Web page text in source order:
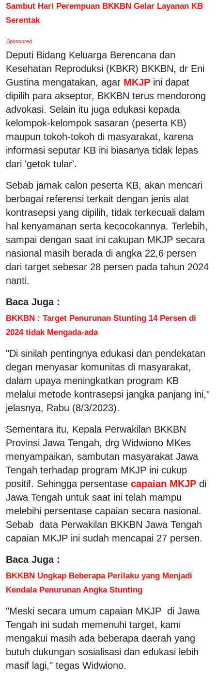
Sambut Hari Perempuan BKKBN Gelar Layanan KB
Serentak
Sponsored
Deputi Bidang Keluarga Berencana dan
Kesehatan Reproduksi (KBKR) BKKBN, dr Eni
Gustina mengatakan, agar MKJP ini dapat
dipilih para akseptor, BKKBN terus mendorong
advokasi. Selain itu juga edukasi kepada
kelompok-kelompok sasaran (peserta KB)
maupun tokoh-tokoh di masyarakat, karena
informasi seputar KB ini biasanya tidak lepas
dari 'getok tular'.
Sebab jamak calon peserta KB, akan mencari
berbagai referensi terkait dengan jenis alat
kontrasepsi yang dipilih, tidak terkecuali dalam
hal kenyamanan serta kecocokannya. Terlebih,
sampai dengan saat ini cakupan MKJP secara
nasional masih berada di angka 22,6 persen
dari target sebesar 28 persen pada tahun 2024
nanti.
Baca Juga :
BKKBN : Target Penurunan Stunting 14 Persen di
2024 tidak Mengada-ada
"Di sinilah pentingnya edukasi dan pendekatan
degan menyasar komunitas di masyarakat,
dalam upaya meningkatkan program KB
melalui metode kontrasepsi jangka panjang ini,"
jelasnya, Rabu (8/3/2023).
Sementara itu, Kepala Perwakilan BKKBN
Provinsi Jawa Tengah, drg Widwiono MKes
menyampaikan, sambutan masyarakat Jawa
Tengah terhadap program MKJP ini cukup
positif. Sehingga persentase capaian MKJP di
Jawa Tengah untuk saat ini telah mampu
melebihi persentase capaian secara nasional.
Sebab data Perwakilan BKKBN Jawa Tengah
capaian MKJP ini sudah mencapai 27 persen.
Baca Juga :
BKKBN Ungkap Beberapa Perilaku yang Menjadi
Kendala Penurunan Angka Stunting
"Meski secara umum capaian MKJP di Jawa
Tengah ini sudah memenuhi target, kami
mengakui masih ada beberapa daerah yang
butuh dukungan sosialisasi dan edukasi lebih
masif lagi," tegas Widwiono.